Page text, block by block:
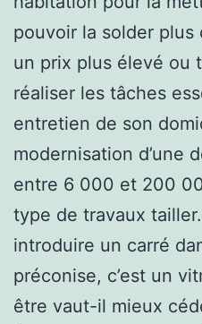
pouvoir la solder
un prix plus élevé ou
réaliser les tâches
entretien de son
modernisation d’une
entre 6 000 et 200
type de travaux
introduire un carré
préconise, c’est un
être vaut-il mieux